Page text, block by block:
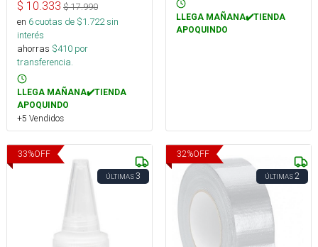
$ 10.333 $17.990
en 6cuotas de $1.722sin
interés
ahorras $410 por
transferencia.
LLEGA MAÑANA✔️TIENDA
APOQUINDO
+5 Vendidos
LLEGA MAÑANA✔️TIENDA
APOQUINDO
33%OFF
ÚLTIMAS3
32%OFF
ÚLTIMAS2